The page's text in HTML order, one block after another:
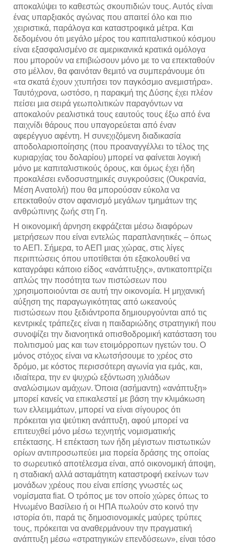
αποκαλύψει το καθεστώς σκουπιδιών τους. Αυτός είναι
ένας υπαρξιακός αγώνας που απαιτεί όλο και πιο
χειριστικά, παράλογα και καταστροφικά μέτρα. Και
δεδομένου ότι μεγάλο μέρος του καπιταλιστικού κόσμου
είναι εξασφαλισμένο σε αμερικανικά κρατικά ομόλογα
που μπορούν να επιβιώσουν μόνο με το να επεκταθούν
στο μέλλον, θα φαινόταν θεμιτό να συμπεράνουμε ότι
«τα σκατά έχουν χτυπήσει τον παγκόσμιο ανεμιστήρα».
Ταυτόχρονα, ωστόσο, η παρακμή της Δύσης έχει πλέον
πείσει μια σειρά γεωπολιτικών παραγόντων να
αποκαλούν ρεαλιστικά τους εαυτούς τους έξω από ένα
παιχνίδι θάρους που υπαγορεύεται από έναν
αφερέγγυο αφέντη. Η συνεχιζόμενη διαδικασία
αποδολαριοποίησης (που προαναγγέλλει το τέλος της
κυριαρχίας του δολαρίου) μπορεί να φαίνεται λογική
μόνο με καπιταλιστικούς όρους, και όμως έχει ήδη
προκαλέσει ενδοσυστημικές συγκρούσεις (Ουκρανία,
Μέση Ανατολή) που θα μπορούσαν εύκολα να
επεκταθούν στον αφανισμό μεγάλων τμημάτων της
ανθρώπινης ζωής στη Γη.
Η οικονομική άρνηση εκφράζεται μέσω διαφόρων
μετρήσεων που είναι εντελώς παραπλανητικές – όπως
το ΑΕΠ. Σήμερα, το ΑΕΠ μιας χώρας, στις λίγες
περιπτώσεις όπου υποτίθεται ότι εξακολουθεί να
καταγράφει κάποιο είδος «ανάπτυξης», αντικατοπτρίζει
απλώς την ποσότητα των πιστώσεων που
χρησιμοποιούνται σε αυτή την οικονομία. Η μηχανική
αύξηση της παραγωγικότητας από ωκεανούς
πιστώσεων που ξεδιάντροπα δημιουργούνται από τις
κεντρικές τράπεζες είναι η παιδαριώδης στρατηγική που
συνοψίζει την διανοητικά οπισθοδρομική κατάσταση του
πολιτισμού μας και των ετοιμόρροπων ηγετών του. Ο
μόνος στόχος είναι να κλωτσήσουμε το χρέος στο
δρόμο, με κόστος περισσότερη αγωνία για εμάς, και,
ιδιαίτερα, την εν ψυχρώ εξόντωση χιλιάδων
αναλώσιμων αμάχων. Όποια (ασήμαντη) «ανάπτυξη»
μπορεί κανείς να επικαλεστεί με βάση την κλιμάκωση
των ελλειμμάτων, μπορεί να είναι σίγουρος ότι
πρόκειται για ψεύτικη ανάπτυξη, αφού μπορεί να
επιτευχθεί μόνο μέσω τεχνητής νομισματικής
επέκτασης. Η επέκταση των ήδη μέγιστων πιστωτικών
ορίων αντιπροσωπεύει μια πορεία δράσης της οποίας
το σωρευτικό αποτέλεσμα είναι, από οικονομική άποψη,
η σταδιακή αλλά ασταμάτητη καταστροφή εκείνων των
μονάδων χρέους που είναι επίσης γνωστές ως
νομίσματα fiat. Ο τρόπος με τον οποίο χώρες όπως το
Ηνωμένο Βασίλειο ή οι ΗΠΑ πωλούν στο κοινό την
ιστορία ότι, παρά τις δημοσιονομικές μαύρες τρύπες
τους, πρόκειται να αναθερμάνουν την πραγματική
ανάπτυξη μέσω «στρατηγικών επενδύσεων», είναι τόσο